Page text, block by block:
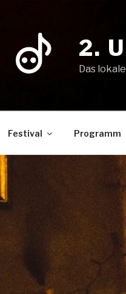
2.
Das
Festival Programm